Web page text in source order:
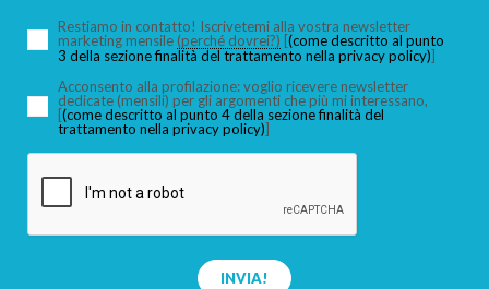
Restiamo in contatto! Iscrivetemi alla vostra newsletter
marketing mensile (perché dovrei?) [(come descritto al punto
3 della sezione finalità del trattamento nella privacy policy)]
Acconsento alla profilazione: voglio ricevere newsletter
dedicate (mensili) per gli argomenti che più mi interessano,
[(come descritto al punto 4 della sezione finalità del
trattamento nella privacy policy)]
INVIA!